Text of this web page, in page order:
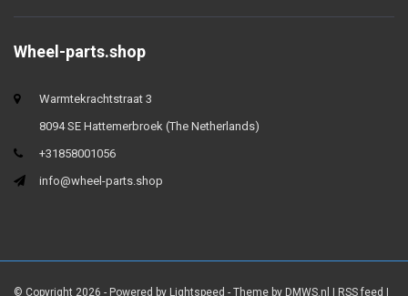
Wheel-parts.shop
Warmtekrachtstraat 3
8094 SE Hattemerbroek (The Netherlands)
+31858001056
info@wheel-parts.shop
© Copyright 2026 - Powered by Lightspeed - Theme by DMWS.nl RSS feed